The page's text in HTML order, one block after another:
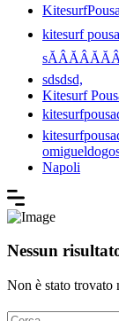
kitesurf
sdsdsd,
Kitesurf
Napoli
Nessun
Non è stato trovato